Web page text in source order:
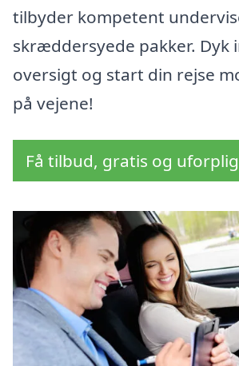
tilbyder kompetent
skræddersyede pakker. Dyk
oversigt og start din rejse
på vejene!
Få tilbud, gratis og